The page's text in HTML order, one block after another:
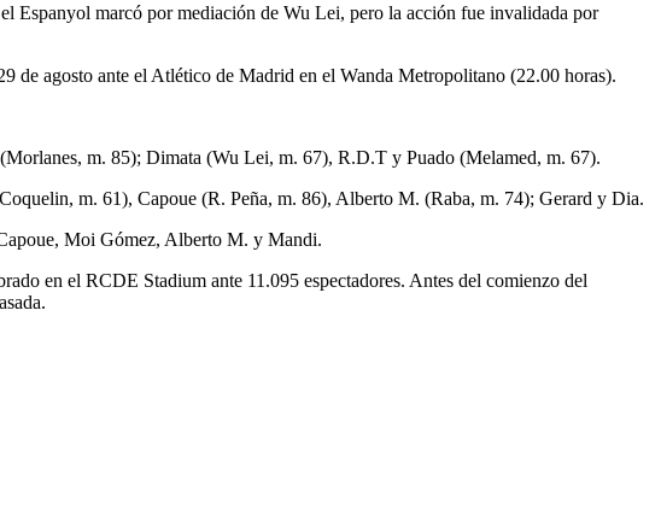
Espanyol marcó por mediación de Wu Lei, pero la acción fue invalidada por
agosto ante el Atlético de Madrid en el Wanda Metropolitano (22.00 horas).
m. 85); Dimata (Wu Lei, m. 67), R.D.T y Puado (Melamed, m. 67).
m. 61), Capoue (R. Peña, m. 86), Alberto M. (Raba, m. 74); Gerard y Dia.
Moi Gómez, Alberto M. y Mandi.
en el RCDE Stadium ante 11.095 espectadores. Antes del comienzo del